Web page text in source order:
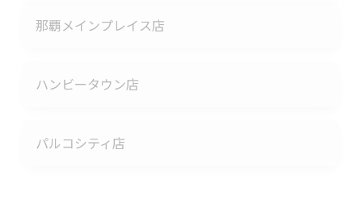
那覇メインプレイス店
ハンビータウン店
パルコシティ店